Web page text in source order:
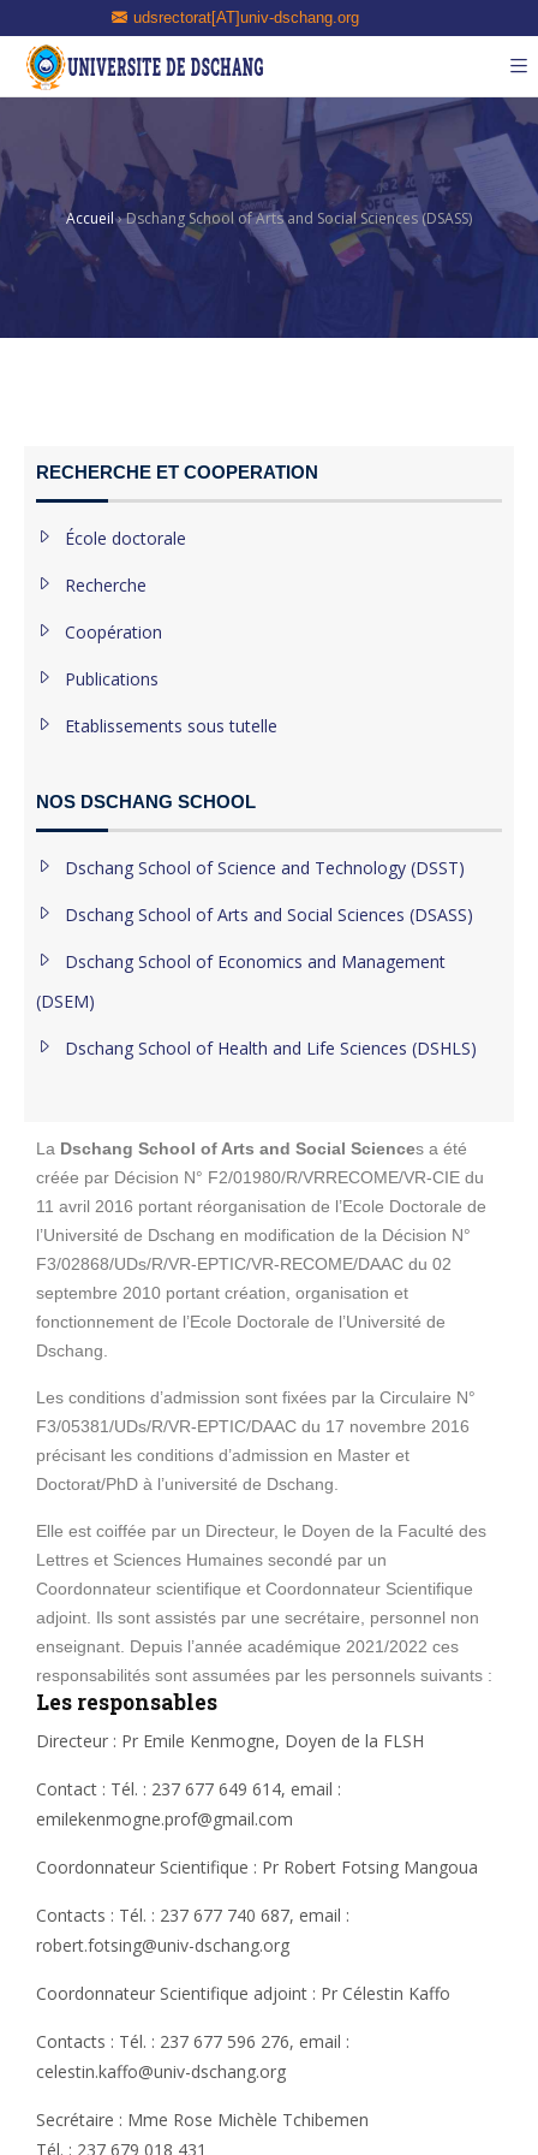
udsrectorat[AT]univ-dschang.org
Accueil›Dschang School of Arts and Social Sciences (DSASS)
RECHERCHE ET COOPERATION
École doctorale
Recherche
Coopération
Publications
Etablissements sous tutelle
NOS DSCHANG SCHOOL
Dschang School of Science and Technology (DSST)
Dschang School of Arts and Social Sciences (DSASS)
Dschang School of Economics and Management
(DSEM)
Dschang School of Health and Life Sciences (DSHLS)
La Dschang School of Arts and Social Sciences a été
créée par Décision N° F2/01980/R/VRRECOME/VR-CIE du
11 avril 2016 portant réorganisation de l’Ecole Doctorale de
l’Université de Dschang en modification de la Décision N°
F3/02868/UDs/R/VR-EPTIC/VR-RECOME/DAAC du 02
septembre 2010 portant création, organisation et
fonctionnement de l’Ecole Doctorale de l’Université de
Dschang.
Les conditions d’admission sont fixées par la Circulaire N°
F3/05381/UDs/R/VR-EPTIC/DAAC du 17 novembre 2016
précisant les conditions d’admission en Master et
Doctorat/PhD à l’université de Dschang.
Elle est coiffée par un Directeur, le Doyen de la Faculté des
Lettres et Sciences Humaines secondé par un
Coordonnateur scientifique et Coordonnateur Scientifique
adjoint. Ils sont assistés par une secrétaire, personnel non
enseignant. Depuis l’année académique 2021/2022 ces
responsabilités sont assumées par les personnels suivants :
Les responsables
Directeur : Pr Emile Kenmogne, Doyen de la FLSH
Contact : Tél. : 237 677 649 614, email :
emilekenmogne.prof@gmail.com
Coordonnateur Scientifique : Pr Robert Fotsing Mangoua
Contacts : Tél. : 237 677 740 687, email :
robert.fotsing@univ-dschang.org
Coordonnateur Scientifique adjoint : Pr Célestin Kaffo
Contacts : Tél. : 237 677 596 276, email :
celestin.kaffo@univ-dschang.org
Secrétaire : Mme Rose Michèle Tchibemen
Tél. : 237 679 018 431